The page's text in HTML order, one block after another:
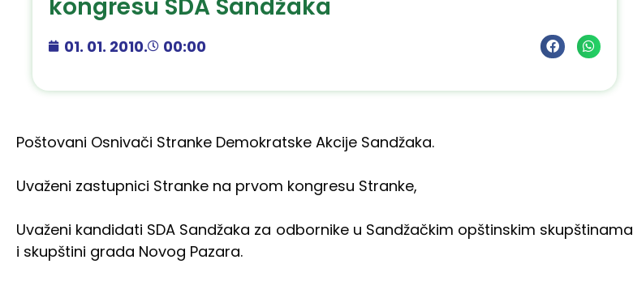
kongresu SDA Sandžaka
01. 01. 2010. 00:00
Poštovani Osnivači Stranke Demokratske Akcije Sandžaka.
Uvaženi zastupnici Stranke na prvom kongresu Stranke,
Uvaženi kandidati SDA Sandžaka za odbornike u Sandžačkim opštinskim skupštinama
i skupštini grada Novog Pazara.